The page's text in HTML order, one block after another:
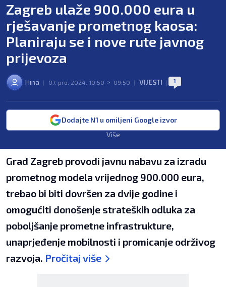
Zagreb ulaže 900.000 eura u
rješavanje prometnog kaosa:
Planiraju se i nove rute javnog
prijevoza
Hina | 07. pro. 2024. 10:50 > 09:50 | VIJESTI | 1
Dodajte N1 u omiljeni Google izvor
Više
Grad Zagreb provodi javnu nabavu za izradu
prometnog modela vrijednog 900.000 eura,
trebao bi biti dovršen za dvije godine i
omogućiti donošenje strateških odluka za
poboljšanje prometne infrastrukture,
unaprjeđenje mobilnosti i promicanje održivog
razvoja. Pročitaj više